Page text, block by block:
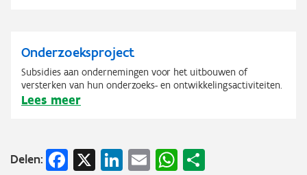
Onderzoeksproject
Subsidies aan ondernemingen voor het uitbouwen of
versterken van hun onderzoeks- en ontwikkelingsactiviteiten.
Lees meer
Delen: Facebook
X LinkedIn
EmailWhatsApp